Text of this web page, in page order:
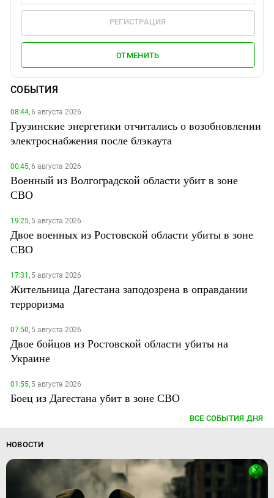
РЕГИСТРАЦИЯ
ОТМЕНИТЬ
СОБЫТИЯ
08:44,6 августа 2026
Грузинские энергетики отчитались о возобновлении
электроснабжения после блэкаута
00:45,6 августа 2026
Военный из Волгоградской области убит в зоне
СВО
19:25,5 августа 2026
Двое военных из Ростовской области убиты в зоне
СВО
17:31,5 августа 2026
Жительница Дагестана заподозрена в оправдании
терроризма
07:50,5 августа 2026
Двое бойцов из Ростовской области убиты на
Украине
01:55,5 августа 2026
Боец из Дагестана убит в зоне СВО
ВСЕ СОБЫТИЯ ДНЯ
НОВОСТИ